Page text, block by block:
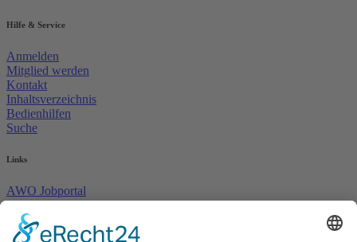
Hilfe & Service
Anmelden
Mitglied werden
Kontakt
Inhaltsverzeichnis
Bedienhilfen
Suche
Links
AWO Jobportal
AWO Ehrenamt Portal
AWO Schulgesundheitsfachkräfte
AWO Bundesverband